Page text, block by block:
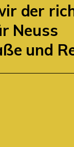
der
Neuss
und